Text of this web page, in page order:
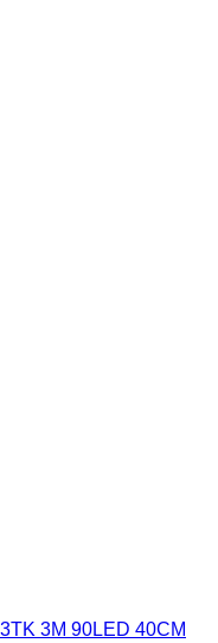
3M 90LED 40CM